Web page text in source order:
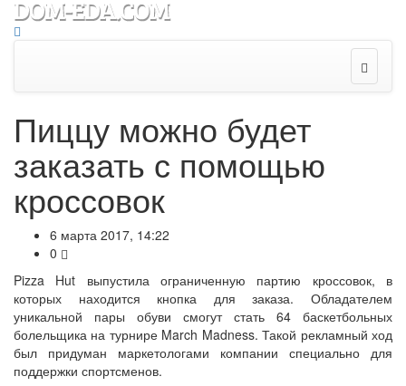
Пиццу можно будет
заказать с помощью
кроссовок
6 марта 2017, 14:22
0
Pizza Hut выпустила ограниченную партию кроссовок, в
которых находится кнопка для заказа. Обладателем
уникальной пары обуви смогут стать 64 баскетбольных
болельщика на турнире March Madness. Такой рекламный ход
был придуман маркетологами компании специально для
поддержки спортсменов.